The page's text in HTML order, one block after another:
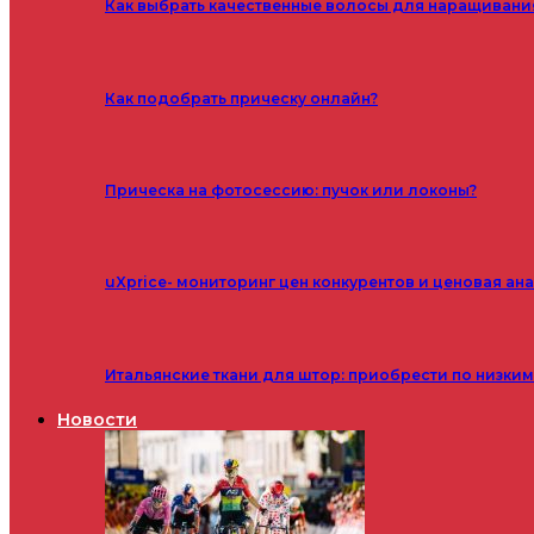
Как выбрать качественные волосы для
Как подобрать прическу онлайн?
Прическа на фотосессию: пучок или локоны?
uXprice- мониторинг цен конкурентов и ценовая
Итальянские ткани для штор: приобрести по
Новости